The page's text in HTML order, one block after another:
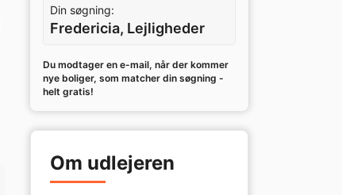
Din søgning:
Fredericia, Lejligheder
Du modtager en e-mail, når der kommer
nye boliger, som matcher din søgning -
helt gratis!
Om udlejeren